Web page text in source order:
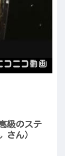
級のステ
さん）